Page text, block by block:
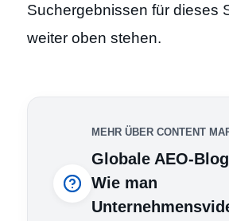
Suchergebnissen für dieses
weiter oben stehen.
MEHR ÜBER CONTENT
Globale AEO-
Wie man